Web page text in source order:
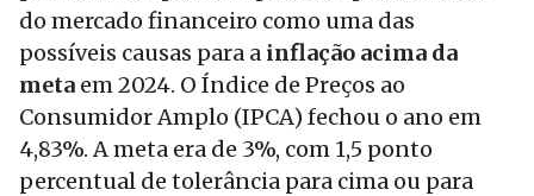
do mercado financeiro como uma das
possíveis causas para a inflação acima da
meta em 2024. O Índice de Preços ao
Consumidor Amplo (IPCA) fechou o ano em
4,83%. A meta era de 3%, com 1,5 ponto
percentual de tolerância para cima ou para